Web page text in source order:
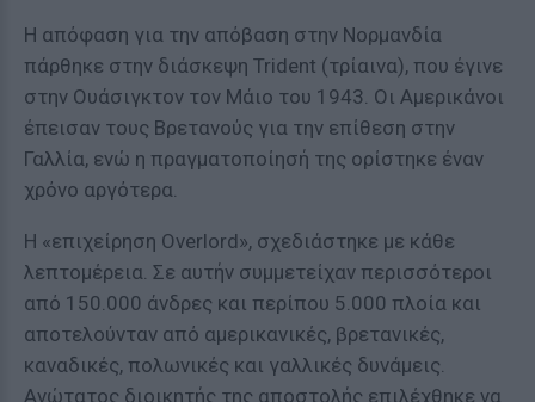
Η απόφαση για την απόβαση στην Νορμανδία
πάρθηκε στην διάσκεψη Trident (τρίαινα), που έγινε
στην Ουάσιγκτον τον Μάιο του 1943. Οι Αμερικάνοι
έπεισαν τους Βρετανούς για την επίθεση στην
Γαλλία, ενώ η πραγματοποίησή της ορίστηκε έναν
χρόνο αργότερα.
Η «επιχείρηση Overlord», σχεδιάστηκε με κάθε
λεπτομέρεια. Σε αυτήν συμμετείχαν περισσότεροι
από 150.000 άνδρες και περίπου 5.000 πλοία και
αποτελούνταν από αμερικανικές, βρετανικές,
καναδικές, πολωνικές και γαλλικές δυνάμεις.
Ανώτατος διοικητής της αποστολής επιλέχθηκε να